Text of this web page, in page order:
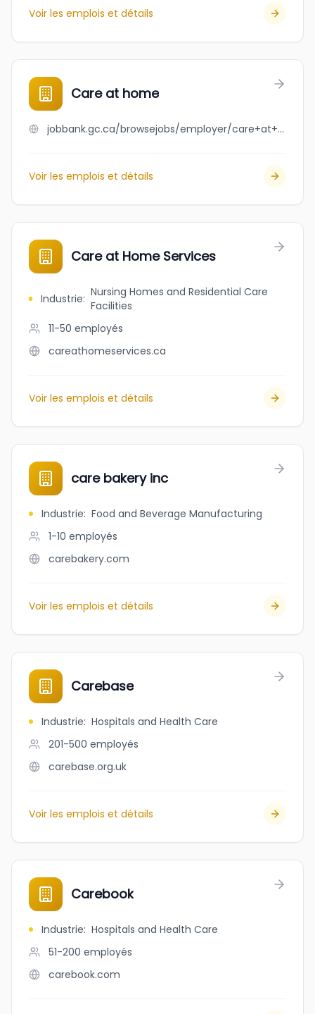
Voir les emplois et détails
Care at home
jobbank.gc.ca/browsejobs/employer/care+at+home/ca
Voir les emplois et détails
Care at Home Services
Industrie: Nursing Homes and Residential Care
Facilities
11-50 employés
careathomeservices.ca
Voir les emplois et détails
care bakery inc
Industrie: Food and Beverage Manufacturing
1-10 employés
carebakery.com
Voir les emplois et détails
Carebase
Industrie: Hospitals and Health Care
201-500 employés
carebase.org.uk
Voir les emplois et détails
Carebook
Industrie: Hospitals and Health Care
51-200 employés
carebook.com